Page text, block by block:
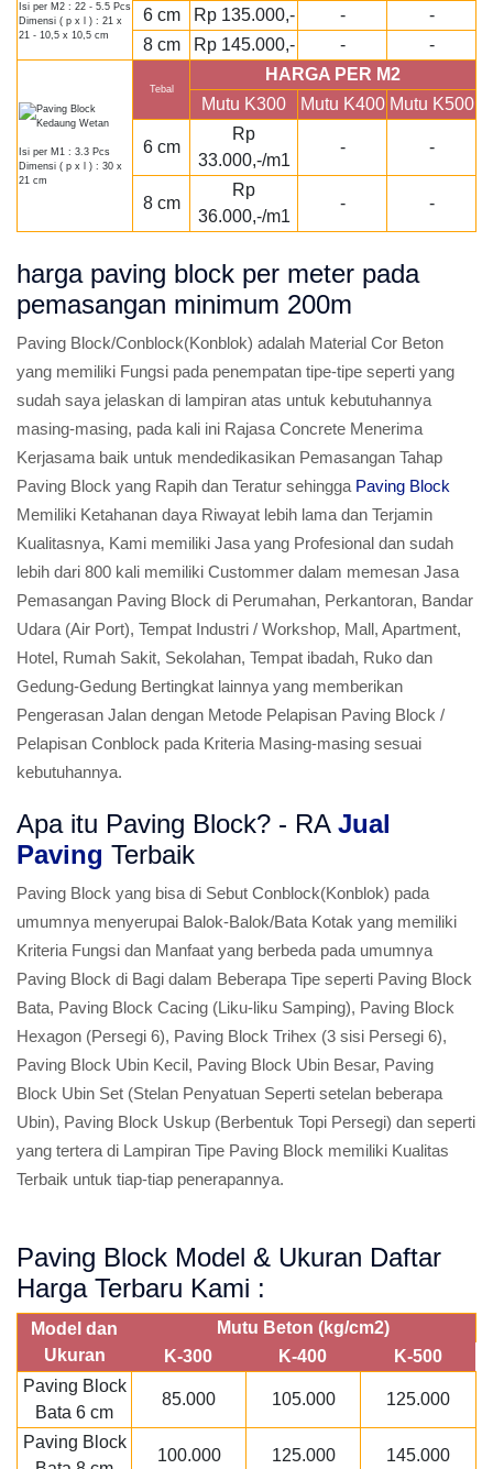
Isi per M2 : 22 - 5.5 Pcs
Dimensi ( p x l ) : 21 x
21 - 10,5 x 10,5 cm
6 cm
Rp 135.000,- -
-
8 cm
Rp 145.000,- - -
Isi per M1 : 3.3 Pcs
Dimensi ( p x l ) : 30 x
21 cm
Tebal
HARGA PER M2
Mutu K300
Mutu K400 Mutu K500
6 cm
Rp
33.000,-/m1
- -
8 cm
Rp
36.000,-/m1
- -
harga paving block per meter pada
pemasangan minimum 200m
Paving Block/Conblock(Konblok) adalah Material Cor Beton
yang memiliki Fungsi pada penempatan tipe-tipe seperti yang
sudah saya jelaskan di lampiran atas untuk kebutuhannya
masing-masing, pada kali ini Rajasa Concrete Menerima
Kerjasama baik untuk mendedikasikan Pemasangan Tahap
Paving Block yang Rapih dan Teratur sehingga Paving Block
Memiliki Ketahanan daya Riwayat lebih lama dan Terjamin
Kualitasnya, Kami memiliki Jasa yang Profesional dan sudah
lebih dari 800 kali memiliki Custommer dalam memesan Jasa
Pemasangan Paving Block di Perumahan, Perkantoran, Bandar
Udara (Air Port), Tempat Industri / Workshop, Mall, Apartment,
Hotel, Rumah Sakit, Sekolahan, Tempat ibadah, Ruko dan
Gedung-Gedung Bertingkat lainnya yang memberikan
Pengerasan Jalan dengan Metode Pelapisan Paving Block /
Pelapisan Conblock pada Kriteria Masing-masing sesuai
kebutuhannya.
Apa itu Paving Block? - RA Jual
Paving Terbaik
Paving Block yang bisa di Sebut Conblock(Konblok) pada
umumnya menyerupai Balok-Balok/Bata Kotak yang memiliki
Kriteria Fungsi dan Manfaat yang berbeda pada umumnya
Paving Block di Bagi dalam Beberapa Tipe seperti Paving Block
Bata, Paving Block Cacing (Liku-liku Samping), Paving Block
Hexagon (Persegi 6), Paving Block Trihex (3 sisi Persegi 6),
Paving Block Ubin Kecil, Paving Block Ubin Besar, Paving
Block Ubin Set (Stelan Penyatuan Seperti setelan beberapa
Ubin), Paving Block Uskup (Berbentuk Topi Persegi) dan seperti
yang tertera di Lampiran Tipe Paving Block memiliki Kualitas
Terbaik untuk tiap-tiap penerapannya.
Paving Block Model & Ukuran Daftar
Harga Terbaru Kami :
Model dan
Ukuran
Mutu Beton (kg/cm2)
K-300
K-400
K-500
Paving Block
Bata 6 cm
85.000 105.000 125.000
Paving Block
100.000 125.000 145.000